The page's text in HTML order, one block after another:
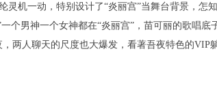
机一动，特别设计了“炎丽宫”当舞台背景，
个男神一个女神都在“炎丽宫”，苗可丽的歌唱
两人聊天的尺度也大爆发，看著吾夜特色的VIP